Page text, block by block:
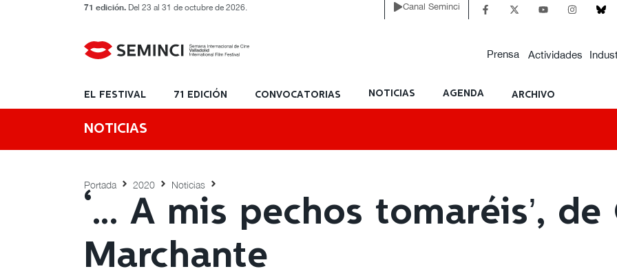
71 edición. Del 23 al 31 de octubre de 2026. Canal Seminci
Prensa Actividades
EL FESTIVAL 71 EDICIÓN CONVOCATORIAS NOTICIAS AGENDA ARCHIVO
NOTICIAS
Portada 2020 Noticias
‘… A mis pechos tomaréis’,
Marchante